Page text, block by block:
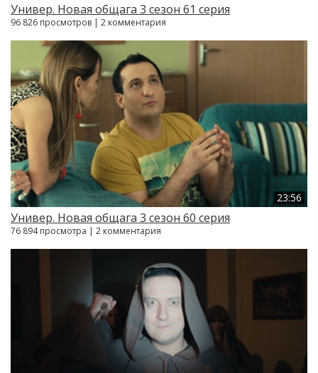
Универ. Новая общага 3 сезон 61 серия
96 826 просмотров | 2 комментария
23:56
Универ. Новая общага 3 сезон 60 серия
76 894 просмотра | 2 комментария